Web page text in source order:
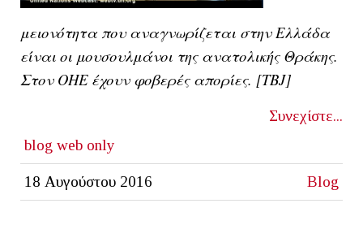
μειονότητα που αναγνωρίζεται στην Ελλάδα
είναι οι μουσουλμάνοι της ανατολικής Θράκης.
Στον ΟΗΕ έχουν φοβερές απορίες. [ΤΒJ]
Συνεχίστε...
blog web only
18 Αυγούστου 2016 Blog